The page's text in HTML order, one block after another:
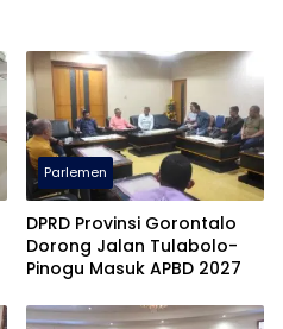
Parlemen
DPRD Provinsi Gorontalo
Dorong Jalan Tulabolo-
Pinogu Masuk APBD 2027